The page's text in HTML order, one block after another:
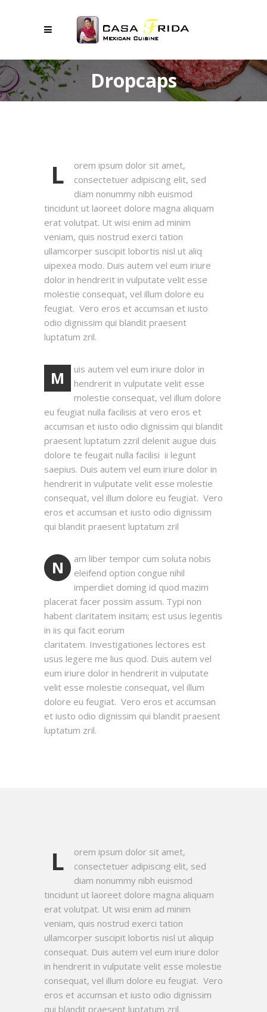
Dropcaps
L
orem ipsum dolor sit amet,
consectetuer adipiscing elit, sed
diam nonummy nibh euismod
tincidunt ut laoreet dolore magna aliquam
erat volutpat. Ut wisi enim ad minim
veniam, quis nostrud exerci tation
ullamcorper suscipit lobortis nisl ut aliq
uipexea modo. Duis autem vel eum iriure
dolor in hendrerit in vulputate velit esse
molestie consequat, vel illum dolore eu
feugiat. Vero eros et accumsan et iusto
odio dignissim qui blandit praesent
luptatum zril.
M
uis autem vel eum iriure dolor in
hendrerit in vulputate velit esse
molestie consequat, vel illum dolore
eu feugiat nulla facilisis at vero eros et
accumsan et iusto odio dignissim qui blandit
praesent luptatum zzril delenit augue duis
dolore te feugait nulla facilisi ii legunt
saepius. Duis autem vel eum iriure dolor in
hendrerit in vulputate velit esse molestie
consequat, vel illum dolore eu feugiat. Vero
eros et accumsan et iusto odio dignissim
qui blandit praesent luptatum zril
N
am liber tempor cum soluta nobis
eleifend option congue nihil
imperdiet doming id quod mazim
placerat facer possim assum. Typi non
habent claritatem insitam; est usus legentis
in iis qui facit eorum
claritatem. Investigationes lectores est
usus legere me lius quod. Duis autem vel
eum iriure dolor in hendrerit in vulputate
velit esse molestie consequat, vel illum
dolore eu feugiat. Vero eros et accumsan
et iusto odio dignissim qui blandit praesent
luptatum zril.
L
orem ipsum dolor sit amet,
consectetuer adipiscing elit, sed
diam nonummy nibh euismod
tincidunt ut laoreet dolore magna aliquam
erat volutpat. Ut wisi enim ad minim
veniam, quis nostrud exerci tation
ullamcorper suscipit lobortis nisl ut aliquip
consequat. Duis autem vel eum iriure dolor
in hendrerit in vulputate velit esse molestie
consequat, vel illum dolore eu feugiat. Vero
eros et accumsan et iusto odio dignissim
qui blandit praesent luptatum zril.